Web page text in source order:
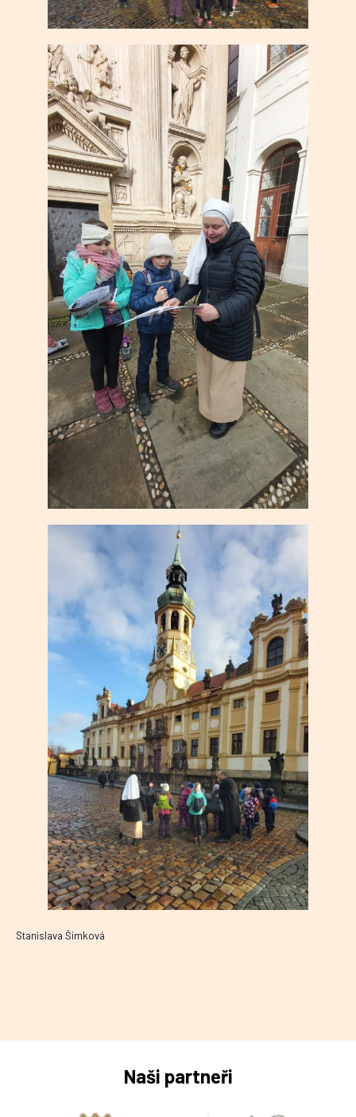
Stanislava Šimková
Naši partneři